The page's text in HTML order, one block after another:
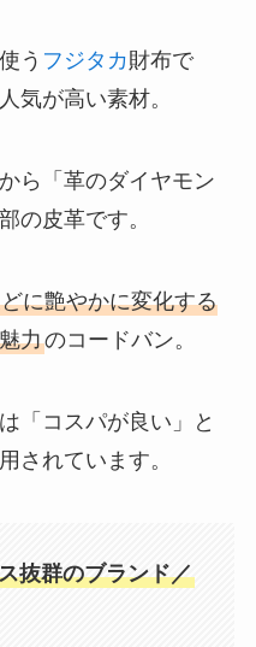
う フジタカ財布で
気が高い素材。
ら「革のダイヤモン
の皮革です。
に艶やかに変化する
力のコードバン。
「コスパが良い」と
されています。
抜群のブランド／